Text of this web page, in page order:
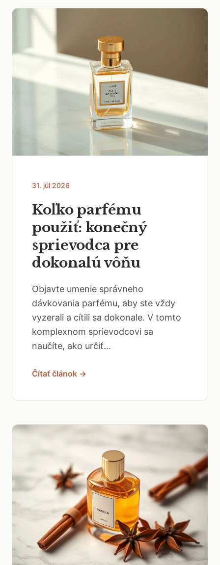
31. júl 2026
Koľko parfému
použiť: konečný
sprievodca pre
dokonalú vôňu
Objavte umenie správneho
dávkovania parfému, aby ste vždy
vyzerali a cítili sa dokonale. V tomto
komplexnom sprievodcovi sa
naučíte, ako určiť...
Čítať článok →